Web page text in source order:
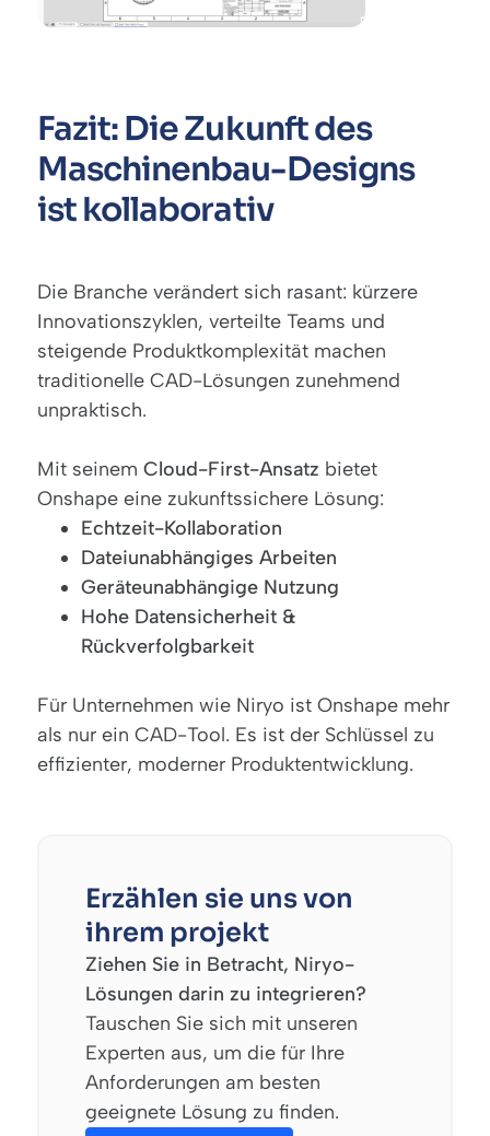
Fazit: Die Zukunft des
Maschinenbau-Designs
ist kollaborativ
Die Branche verändert sich rasant: kürzere
Innovationszyklen, verteilte Teams und
steigende Produktkomplexität machen
traditionelle CAD-Lösungen zunehmend
unpraktisch.
Mit seinem Cloud-First-Ansatz bietet
Onshape eine zukunftssichere Lösung:
Echtzeit-Kollaboration
Dateiunabhängiges Arbeiten
Geräteunabhängige Nutzung
Hohe Datensicherheit &
Rückverfolgbarkeit
Für Unternehmen wie Niryo ist Onshape mehr
als nur ein CAD-Tool. Es ist der Schlüssel zu
effizienter, moderner Produktentwicklung.
Erzählen sie uns von
ihrem projekt
Ziehen Sie in Betracht, Niryo-
Lösungen darin zu integrieren?
Tauschen Sie sich mit unseren
Experten aus, um die für Ihre
Anforderungen am besten
geeignete Lösung zu finden.